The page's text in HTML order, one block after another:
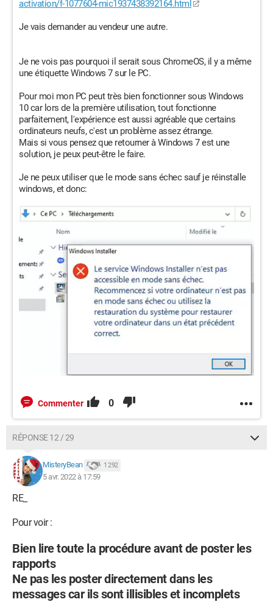
activation/f-1077604-mic1937438392164.html
Je vais demander au vendeur une autre.
Je ne vois pas pourquoi il serait sous ChromeOS, il y a même
une étiquette Windows 7 sur le PC.
Pour moi mon PC peut très bien fonctionner sous Windows
10 car lors de la première utilisation, tout fonctionne
parfaitement, l'expérience est aussi agréable que certains
ordinateurs neufs, c'est un problème assez étrange.
Mais si vous pensez que retourner à Windows 7 est une
solution, je peux peut-être le faire.
Je ne peux utiliser que le mode sans échec sauf je réinstalle
windows, et donc:
Commenter 0
RÉPONSE 12 / 29
MisteryBean 1 292
5 avr. 2022 à 17:59
RE_
Pour voir :
Bien lire toute la procédure avant de poster les
rapports
Ne pas les poster directement dans les
messages car ils sont illisibles et incomplets